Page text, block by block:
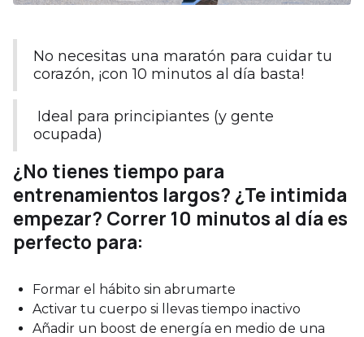
No necesitas una maratón para cuidar tu
corazón, ¡con 10 minutos al día basta!
Ideal para principiantes (y gente
ocupada)
¿No tienes tiempo para
entrenamientos largos? ¿Te intimida
empezar? Correr 10 minutos al día es
perfecto para:
Formar el hábito sin abrumarte
Activar tu cuerpo si llevas tiempo inactivo
Añadir un boost de energía en medio de una